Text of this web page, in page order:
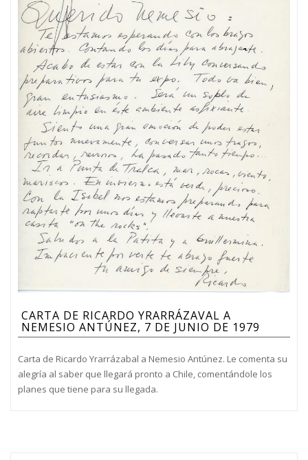
CARTA DE RICARDO YRARRÁZAVAL A
NEMESIO ANTÚNEZ, 7 DE JUNIO DE 1979
Carta de Ricardo Yrarrázabal a Nemesio Antúnez. Le comenta su
alegría al saber que llegará pronto a Chile, comentándole los
planes que tiene para su llegada.